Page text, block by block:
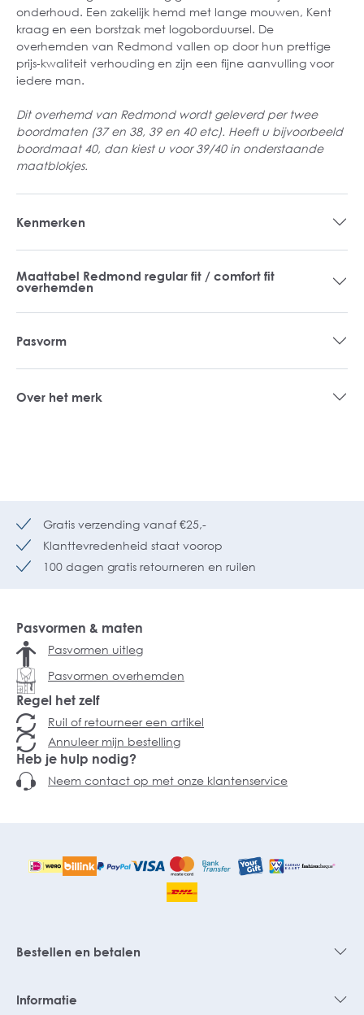
onderhoud. Een zakelijk hemd met lange mouwen, Kent
kraag en een borstzak met logoborduursel. De
overhemden van Redmond vallen op door hun prettige
prijs-kwaliteit verhouding en zijn een fijne aanvulling voor
iedere man.
Dit overhemd van Redmond wordt geleverd per twee
boordmaten (37 en 38, 39 en 40 etc). Heeft u bijvoorbeeld
boordmaat 40, dan kiest u voor 39/40 in onderstaande
maatblokjes.
Kenmerken
Maattabel Redmond regular fit / comfort fit
overhemden
Pasvorm
Over het merk
Gratis verzending vanaf €25,-
Klanttevredenheid staat voorop
100 dagen gratis retourneren en ruilen
Pasvormen & maten
Pasvormen uitleg
Pasvormen overhemden
Regel het zelf
Ruil of retourneer een artikel
Annuleer mijn bestelling
Heb je hulp nodig?
Neem contact op met onze klantenservice
Bestellen en betalen
Informatie